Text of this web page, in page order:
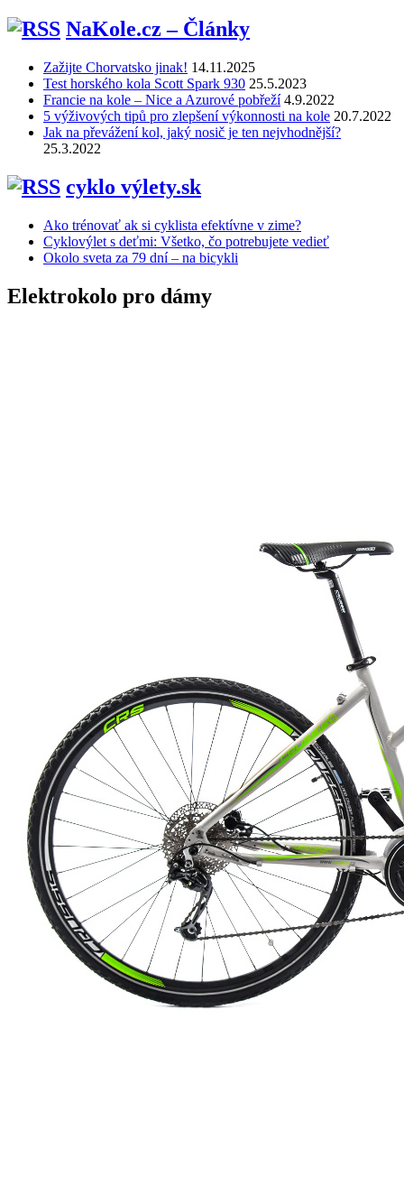
NaKole.cz – Články
Zažijte Chorvatsko jinak! 14.11.2025
Test horského kola Scott Spark 930 25.5.2023
Francie na kole – Nice a Azurové pobřeží 4.9.2022
5 výživových tipů pro zlepšení výkonnosti na kole 20.7.2022
Jak na převážení kol, jaký nosič je ten nejvhodnější?
25.3.2022
cyklo výlety.sk
Ako trénovať ak si cyklista efektívne v zime?
Cyklovýlet s deťmi: Všetko, čo potrebujete vedieť
Okolo sveta za 79 dní – na bicykli
Elektrokolo pro dámy